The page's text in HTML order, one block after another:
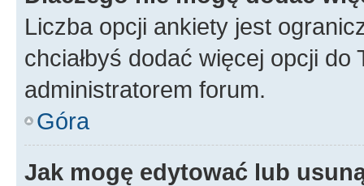
Liczba opcji ankiety jest
chciałbyś dodać więcej opcji
administratorem forum.
Góra
Jak mogę edytować lub